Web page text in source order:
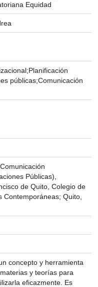
Equidad
públicas;Comunicación
Públicas),
de Quito, Colegio de
Contemporáneas; Quito,
concepto y herramienta
y teorías para
eficazmente. Es